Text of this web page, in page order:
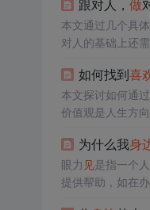
跟对人， 做
本文通过几个具
对人的基础上还
如何找到喜
本文探讨如何通
价值观是人生方
为什么我身
眼力 见是指一个
提供帮助，如在